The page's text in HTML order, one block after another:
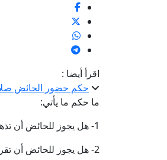
اقرأ أيضا :
حكم حضور الحائض
ما حكم ما يأتي:
1- هل يجوز للحائض أن تذهب إلى صلاة العيد؟
2- هل يجوز للحائض أن تقرأ أذكار الصباح والمساء وأن تمسك بالمسبحة؟